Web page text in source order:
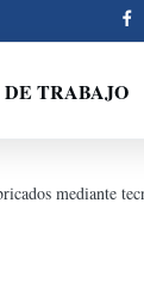
DE TRABAJO
mediante